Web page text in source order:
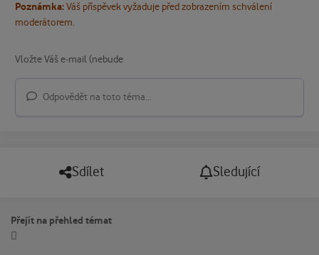
Poznámka:Váš příspěvek vyžaduje před zobrazením schválení
moderátorem.
Odpovědět na toto téma...
Sdílet Sledující
Přejít na přehled témat